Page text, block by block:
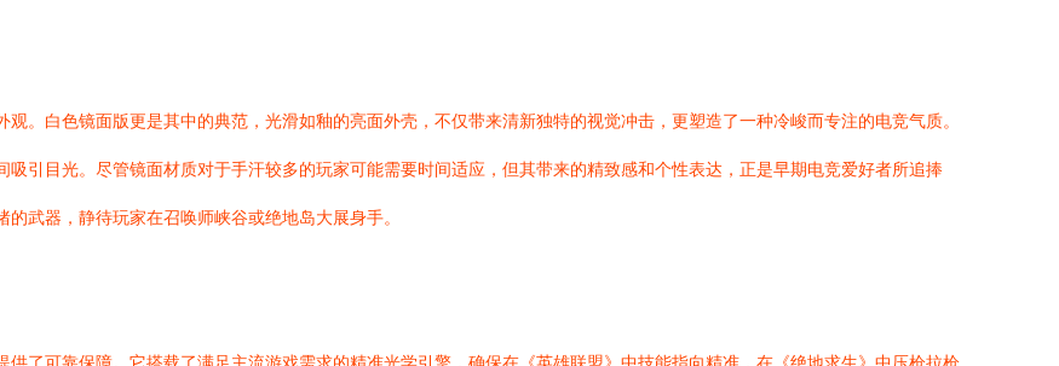
。白色镜面版更是其中的典范，光滑如釉的亮面外壳，不仅带来清新独特的视觉冲击，更塑造了一种冷峻而专注的电竞气质。
引目光。尽管镜面材质对于手汗较多的玩家可能需要时间适应，但其带来的精致感和个性表达，正是早期电竞爱好者所追捧
武器，静待玩家在召唤师峡谷或绝地岛大展身手。